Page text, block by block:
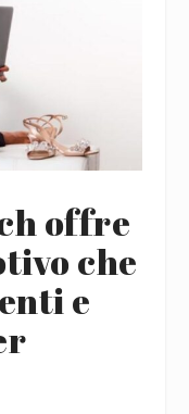
offre
che
e